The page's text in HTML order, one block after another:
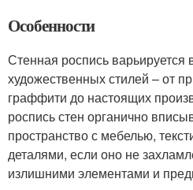
Особенности
Стенная роспись варьируется
художественных стилей – от
граффити до настоящих
роспись стен органично
пространство с мебелью,
деталями, если оно не
излишними элементами и